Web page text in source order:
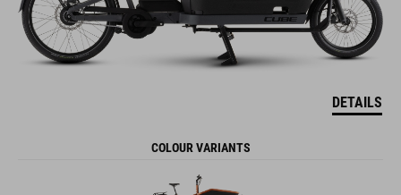
DETAILS
COLOUR VARIANTS